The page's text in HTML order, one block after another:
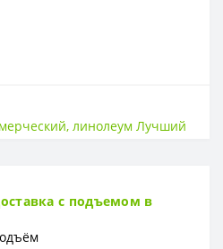
, линолеум Лучший
с подъемом в